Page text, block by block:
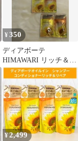
¥350
ディアボーテ
HIMAWARI リッチ＆リ
ペア シャンプー コンデ
ィショナーです
¥2,499